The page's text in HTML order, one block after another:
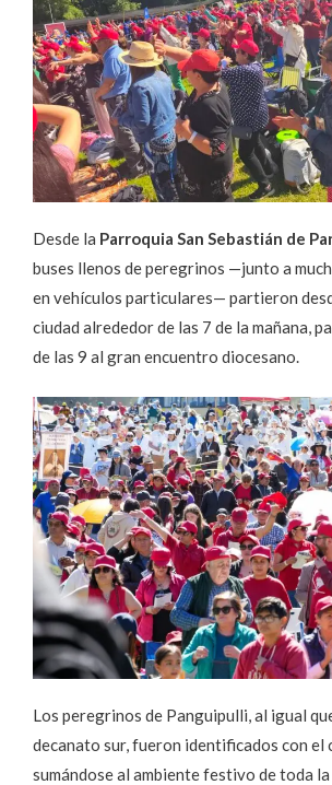
Desde la Parroquia San Sebastián de
buses llenos de peregrinos —junto a
en vehículos particulares— partieron
ciudad alrededor de las 7 de la mañana,
de las 9 al gran encuentro diocesano.
Los peregrinos de Panguipulli, al igual
decanato sur, fueron identificados con el
sumándose al ambiente festivo de toda